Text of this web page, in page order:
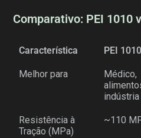
Comparativo: PEI 1010
Característica PEI 1010
Melhor para
Médico,
indústria
Resistência à
Tração (MPa)
~110